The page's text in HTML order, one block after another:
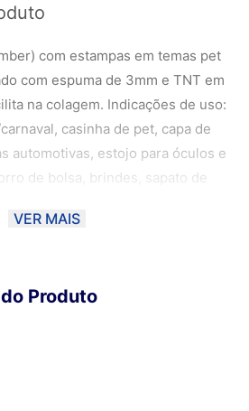
com estampas em temas pet
com espuma de 3mm e TNT em
na colagem. Indicações de uso:
casinha de pet, capa de
automotivas, estojo para óculos e
de bolsa, brindes, sapato de
fotos foram manuseadas de forma
***Ao escolher o método de
opte pela Transportadora
VER MAIS
Produto